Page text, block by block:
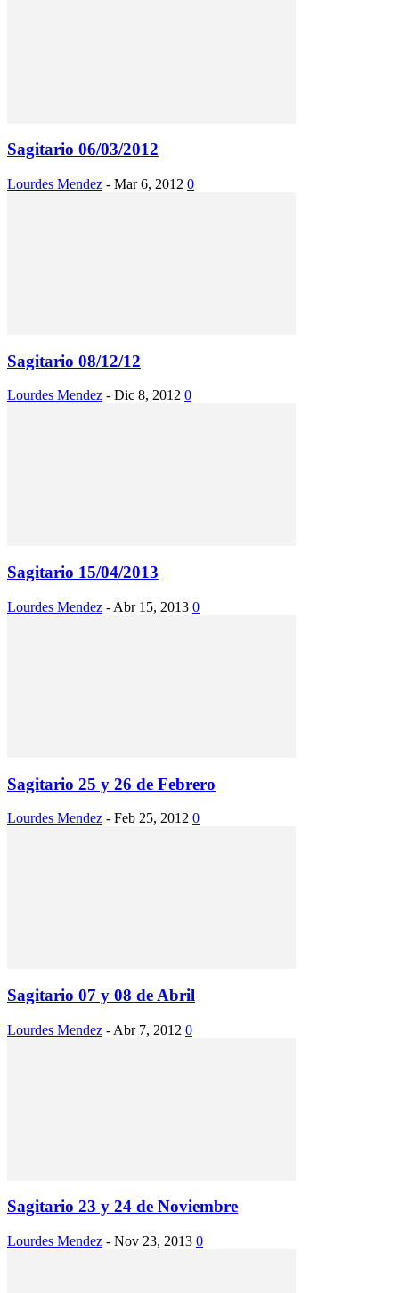
Sagitario 06/03/2012
Lourdes Mendez - Mar 6, 2012 0
Sagitario 08/12/12
Lourdes Mendez - Dic 8, 2012 0
Sagitario 15/04/2013
Lourdes Mendez - Abr 15, 2013 0
Sagitario 25 y 26 de Febrero
Lourdes Mendez - Feb 25, 2012 0
Sagitario 07 y 08 de Abril
Lourdes Mendez - Abr 7, 2012 0
Sagitario 23 y 24 de Noviembre
Lourdes Mendez - Nov 23, 2013 0